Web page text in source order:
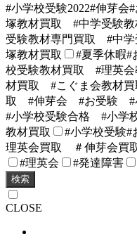
#小学校受験2022#伸芽会
塚教材買取 #中学受験教
受験教材専門買取 #中
塚教材買取
#夏季休暇#
校受験教材買取 #理英
材買取 #こぐま会教材
取 #伸芽会 #お受験 #
#小学校受験合格 #小学
教材買取
#小学校受験#
理英会買取 ＃伸芽会買
#理英会
#発達障害
検索
CLOSE